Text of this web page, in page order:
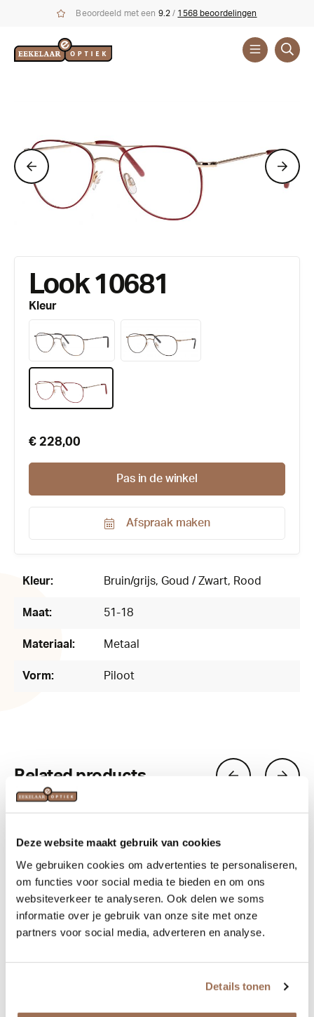
Deze website maakt gebruik van cookies
We gebruiken cookies om advertenties te personaliseren,
om functies voor social media te bieden en om ons
websiteverkeer te analyseren. Ook delen we soms
informatie over je gebruik van onze site met onze
partners voor social media, adverteren en analyse.
Details tonen
Beoordeeld met een 9.2 / 1568 beoordelingen
Look 10681
Kleur
€ 228,00
Pas in de winkel
Afspraak maken
Kleur:
Bruin/grijs, Goud / Zwart, Rood
Maat: 51-18
Materiaal: Metaal
Vorm: Piloot
Related products
Look 10684